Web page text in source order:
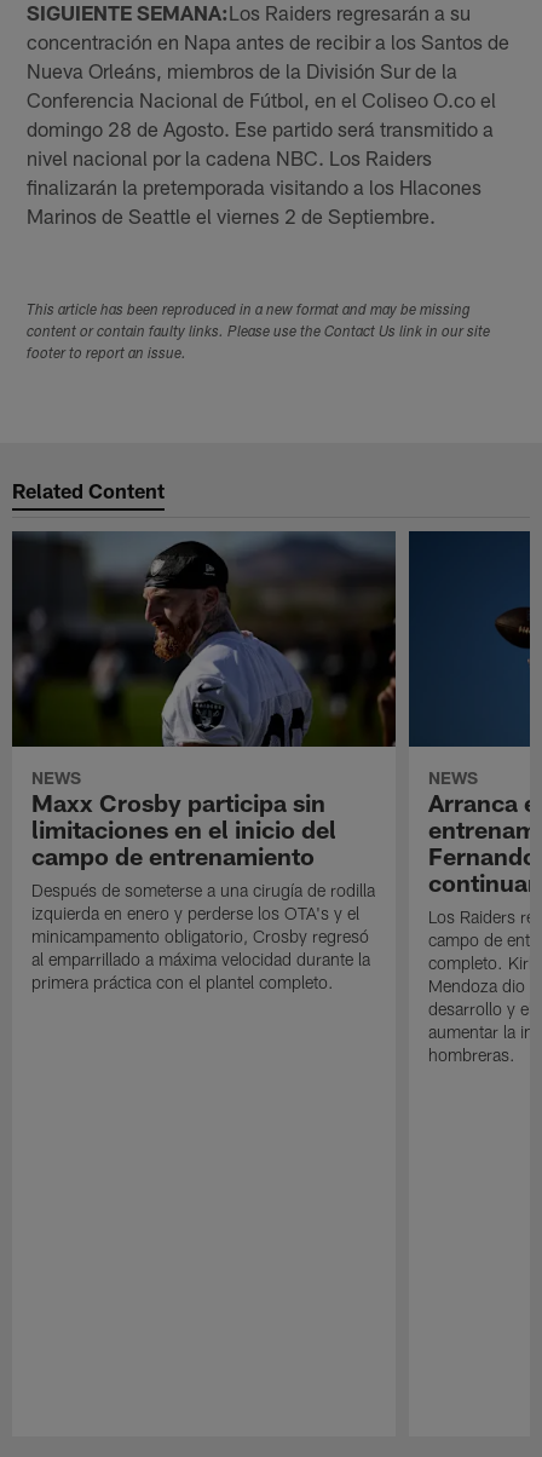
SIGUIENTE SEMANA:Los Raiders regresarán a su
concentración en Napa antes de recibir a los Santos de
Nueva Orleáns, miembros de la División Sur de la
Conferencia Nacional de Fútbol, en el Coliseo O.co el
domingo 28 de Agosto. Ese partido será transmitido a
nivel nacional por la cadena NBC. Los Raiders
finalizarán la pretemporada visitando a los Hlacones
Marinos de Seattle el viernes 2 de Septiembre.
This article has been reproduced in a new format and may be missing
content or contain faulty links. Please use the Contact Us link in our site
footer to report an issue.
Related Content
NEWS
Maxx Crosby participa sin
limitaciones en el inicio del
campo de entrenamiento
Después de someterse a una cirugía de rodilla
izquierda en enero y perderse los OTA's y el
minicampamento obligatorio, Crosby regresó
al emparrillado a máxima velocidad durante la
primera práctica con el plantel completo.
NEWS
Arranca
Los Raiders
campo de
completo. Kirk
Mendoza dio
desarrollo y el
aumentar la
hombreras.